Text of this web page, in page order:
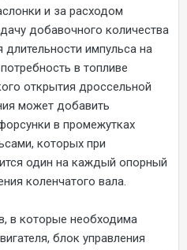
и за расходом
добавочного количества
длительности импульса на
в топливе
открытия дроссельной
может добавить
в промежутках
которых при
один на каждый опорный
коленчатого вала.
в которые необходима
блок управления